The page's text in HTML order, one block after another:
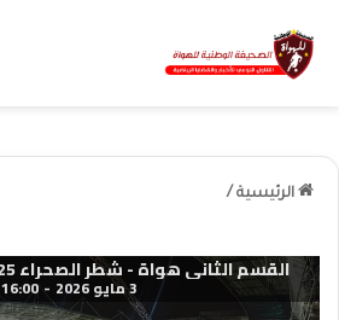
الرئيسية /
القسم الثاني هواة - شطر الصحراء 2025-2026
3 مايو 2026 -
16:00